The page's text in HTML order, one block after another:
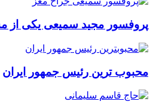
پروفسور مجید سمیعی یکی از
محبوب ترین رئیس جمهور ایران